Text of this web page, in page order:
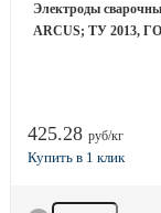
Электроды
ARCUS; ТУ 2013,
425.28 руб/кг